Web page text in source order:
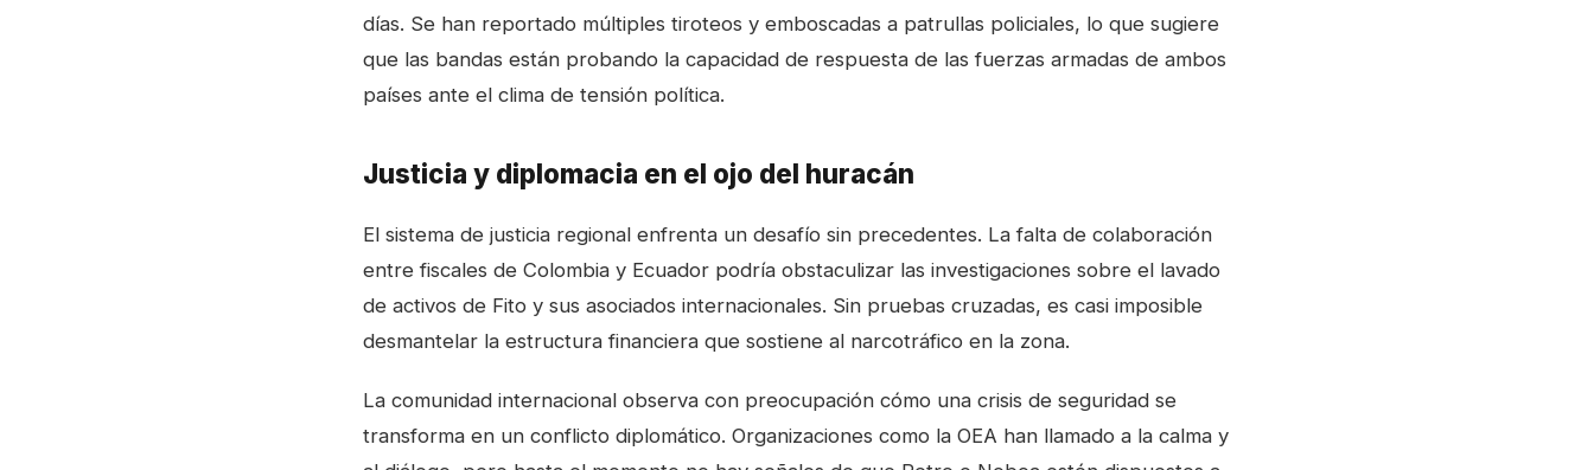
días. Se han reportado múltiples tiroteos y emboscadas a patrullas policiales, lo que sugiere
que las bandas están probando la capacidad de respuesta de las fuerzas armadas de ambos
países ante el clima de tensión política.
Justicia y diplomacia en el ojo del huracán
El sistema de justicia regional enfrenta un desafío sin precedentes. La falta de colaboración
entre fiscales de Colombia y Ecuador podría obstaculizar las investigaciones sobre el lavado
de activos de Fito y sus asociados internacionales. Sin pruebas cruzadas, es casi imposible
desmantelar la estructura financiera que sostiene al narcotráfico en la zona.
La comunidad internacional observa con preocupación cómo una crisis de seguridad se
transforma en un conflicto diplomático. Organizaciones como la OEA han llamado a la calma y